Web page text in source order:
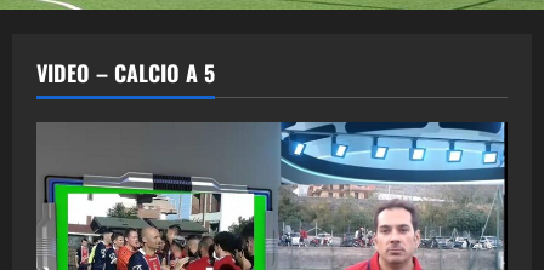
VIDEO – CALCIO A 5